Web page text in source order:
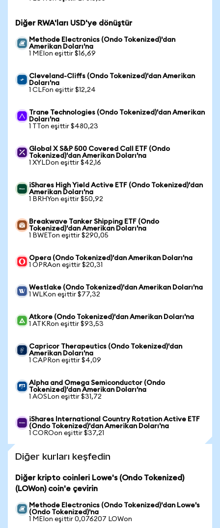
Diğer RWA'ları USD'ye dönüştür
Methode Electronics (Ondo Tokenized)'dan
Amerikan Doları'na
1 MEIon eşittir $16,69
Cleveland-Cliffs (Ondo Tokenized)'dan Amerikan
Doları'na
1 CLFon eşittir $12,24
Trane Technologies (Ondo Tokenized)'dan Amerikan
Doları'na
1 TTon eşittir $480,23
Global X S&P 500 Covered Call ETF (Ondo
Tokenized)'dan Amerikan Doları'na
1 XYLDon eşittir $42,16
iShares High Yield Active ETF (Ondo Tokenized)'dan
Amerikan Doları'na
1 BRHYon eşittir $50,92
Breakwave Tanker Shipping ETF (Ondo
Tokenized)'dan Amerikan Doları'na
1 BWETon eşittir $290,05
Opera (Ondo Tokenized)'dan Amerikan Doları'na
1 OPRAon eşittir $20,31
Westlake (Ondo Tokenized)'dan Amerikan Doları'na
1 WLKon eşittir $77,32
Atkore (Ondo Tokenized)'dan Amerikan Doları'na
1 ATKRon eşittir $93,53
Capricor Therapeutics (Ondo Tokenized)'dan
Amerikan Doları'na
1 CAPRon eşittir $4,09
Alpha and Omega Semiconductor (Ondo
Tokenized)'dan Amerikan Doları'na
1 AOSLon eşittir $31,72
iShares International Country Rotation Active ETF
(Ondo Tokenized)'dan Amerikan Doları'na
1 COROon eşittir $37,21
Diğer kurları keşfedin
Diğer kripto coinleri Lowe's (Ondo Tokenized)
(LOWon) coin'e çevirin
Methode Electronics (Ondo Tokenized)'dan Lowe's
(Ondo Tokenized)'na
1 MEIon eşittir 0,076207 LOWon